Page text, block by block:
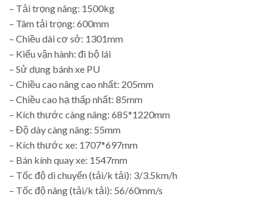
– Tải trọng nâng: 1500kg
– Tâm tải trọng: 600mm
– Chiều dài cơ sở: 1301mm
– Kiểu vận hành: đi bộ lái
– Sử dụng bánh xe PU
– Chiều cao nâng cao nhất: 205mm
– Chiều cao hạ thấp nhất: 85mm
– Kích thước càng nâng: 685*1220mm
– Độ dày càng nâng: 55mm
– Kích thước xe: 1707*697mm
– Bán kính quay xe: 1547mm
– Tốc độ di chuyển (tải/k tải): 3/3.5km/h
– Tốc độ nâng (tải/k tải): 56/60mm/s